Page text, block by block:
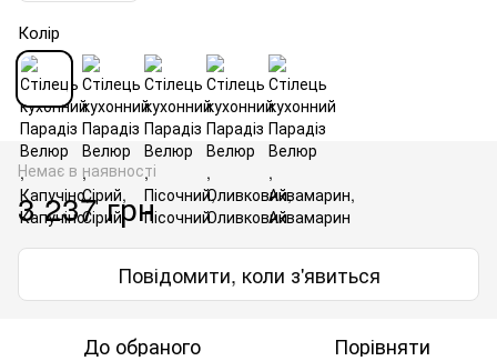
Колір
Немає в наявності
3 237 грн
Повідомити, коли з'явиться
До обраного Порівняти